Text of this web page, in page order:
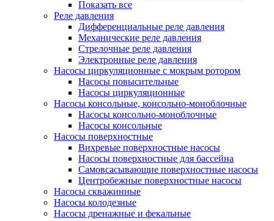
Показать все
Реле давления
Дифференциальные реле давления
Механические реле давления
Стрелочные реле давления
Электронные реле давления
Насосы циркуляционные с мокрым ротором
Насосы повысительные
Насосы циркуляционные
Насосы консольные, консольно-моноблочные
Насосы консольно-моноблочные
Насосы консольные
Насосы поверхностные
Вихревые поверхностные насосы
Насосы поверхностные для бассейна
Самовсасывающие поверхностные насосы
Центробежные поверхностные насосы
Насосы скважинные
Насосы колодезные
Насосы дренажные и фекальные